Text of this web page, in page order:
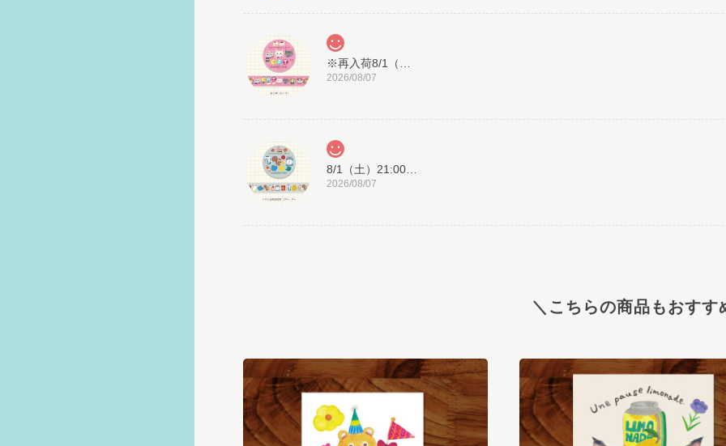
※再入荷8/1（土）21:00より販売【マスキングテープ】こぐまペーパーサーカス：ねこたちのおしゃべり（15mm幅）
2026/08/07
8/1（土）21:00より販売【マスキングテープ】こぐまペーパーサーカス：リスと日用品店（15mm幅）
2026/08/07
※再入荷8/1（土）21:00より販売【マスキングテープ】こぐまペーパーサーカス：小さなパレード（ベージュ：20mm幅）
2026/08/05
＼こちらの商品もおすす